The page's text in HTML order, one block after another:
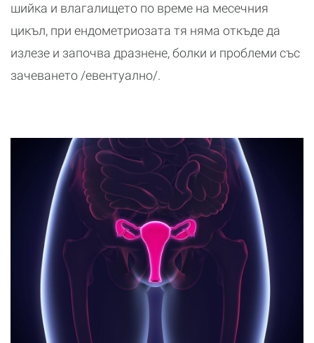
шийка и влагалището по време на месечния
цикъл, при ендометриозата тя няма откъде да
излезе и започва дразнене, болки и проблеми със
зачеването /евентуално/.